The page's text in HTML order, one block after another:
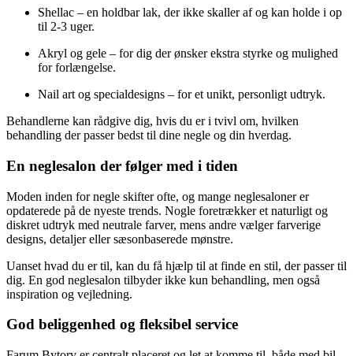
Shellac – en holdbar lak, der ikke skaller af og kan holde i op
til 2-3 uger.
Akryl og gele – for dig der ønsker ekstra styrke og mulighed
for forlængelse.
Nail art og specialdesigns – for et unikt, personligt udtryk.
Behandlerne kan rådgive dig, hvis du er i tvivl om, hvilken
behandling der passer bedst til dine negle og din hverdag.
En neglesalon der følger med i tiden
Moden inden for negle skifter ofte, og mange neglesaloner er
opdaterede på de nyeste trends. Nogle foretrækker et naturligt og
diskret udtryk med neutrale farver, mens andre vælger farverige
designs, detaljer eller sæsonbaserede mønstre.
Uanset hvad du er til, kan du få hjælp til at finde en stil, der passer til
dig. En god neglesalon tilbyder ikke kun behandling, men også
inspiration og vejledning.
God beliggenhed og fleksibel service